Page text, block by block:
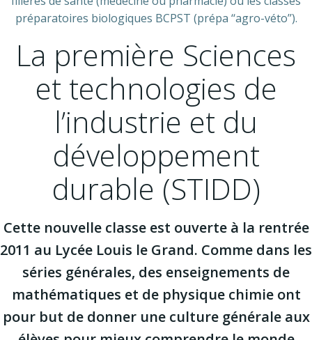
préparatoires biologiques BCPST (prépa ‘‘agro-véto’’).
La première Sciences
et technologies de
l’industrie et du
développement
durable (STIDD)
Cette nouvelle classe est ouverte à la rentrée
2011 au Lycée Louis le Grand. Comme dans les
séries générales, des enseignements de
mathématiques et de physique chimie ont
pour but de donner une culture générale aux